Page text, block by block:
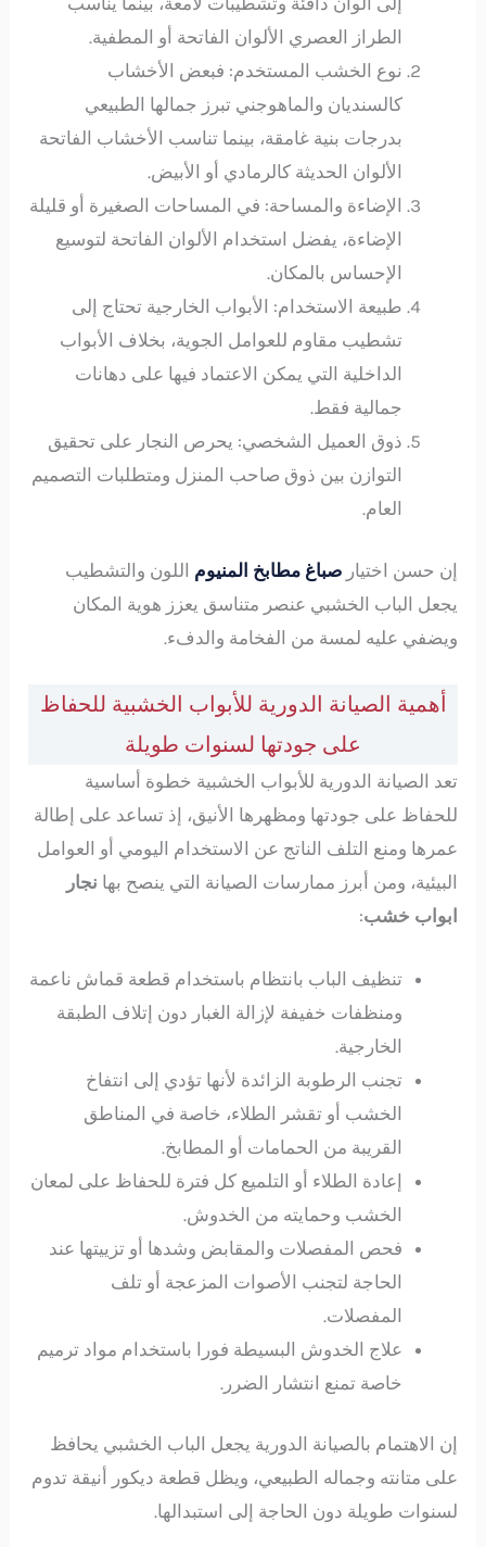
الطراز العصري الألوان الفاتحة أو المطفية.
نوع الخشب المستخدم: فبعض الأخشاب
كالسنديان والماهوجني تبرز جمالها الطبيعي
بدرجات بنية غامقة، بينما تناسب الأخشاب الفاتحة
الألوان الحديثة كالرمادي أو الأبيض.
الإضاءة والمساحة: في المساحات الصغيرة أو قليلة
الإضاءة، يفضل استخدام الألوان الفاتحة لتوسيع
الإحساس بالمكان.
طبيعة الاستخدام: الأبواب الخارجية تحتاج إلى
تشطيب مقاوم للعوامل الجوية، بخلاف الأبواب
الداخلية التي يمكن الاعتماد فيها على دهانات
جمالية فقط.
ذوق العميل الشخصي: يحرص النجار على تحقيق
التوازن بين ذوق صاحب المنزل ومتطلبات التصميم
العام.
إن حسن اختيارصباغ مطابخ المنيوم اللون والتشطيب
يجعل الباب الخشبي عنصر متناسق يعزز هوية المكان
ويضفي عليه لمسة من الفخامة والدفء.
أهمية الصيانة الدورية للأبواب الخشبية للحفاظ
على جودتها لسنوات طويلة
تعد الصيانة الدورية للأبواب الخشبية خطوة أساسية
للحفاظ على جودتها ومظهرها الأنيق، إذ تساعد على إطالة
عمرها ومنع التلف الناتج عن الاستخدام اليومي أو العوامل
البيئية، ومن أبرز ممارسات الصيانة التي ينصح بها نجار
ابواب خشب:
تنظيف الباب بانتظام باستخدام قطعة قماش ناعمة
ومنظفات خفيفة لإزالة الغبار دون إتلاف الطبقة
الخارجية.
تجنب الرطوبة الزائدة لأنها تؤدي إلى انتفاخ
الخشب أو تقشر الطلاء، خاصة في المناطق
القريبة من الحمامات أو المطابخ.
إعادة الطلاء أو التلميع كل فترة للحفاظ على لمعان
الخشب وحمايته من الخدوش.
فحص المفصلات والمقابض وشدها أو تزييتها عند
الحاجة لتجنب الأصوات المزعجة أو تلف
المفصلات.
علاج الخدوش البسيطة فورا باستخدام مواد ترميم
خاصة تمنع انتشار الضرر.
إن الاهتمام بالصيانة الدورية يجعل الباب الخشبي يحافظ
على متانته وجماله الطبيعي، ويظل قطعة ديكور أنيقة تدوم
لسنوات طويلة دون الحاجة إلى استبدالها.